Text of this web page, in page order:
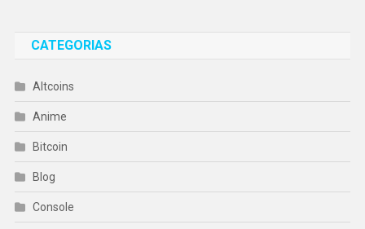
CATEGORIAS
Altcoins
Anime
Bitcoin
Blog
Console